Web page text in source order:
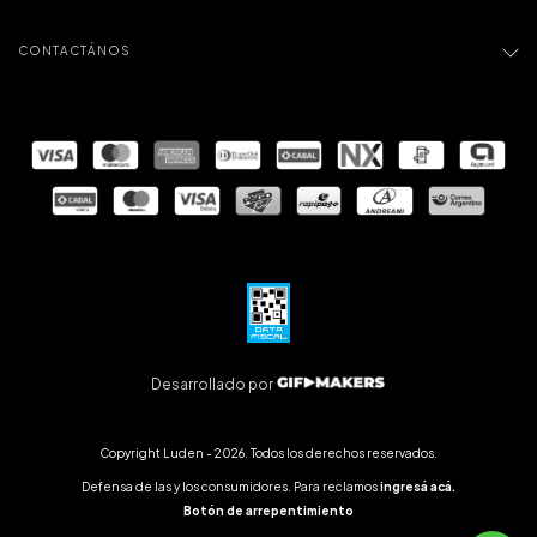
CONTACTÁNOS
Desarrollado por
Copyright Luden - 2026. Todos los derechos reservados.
Defensa de las y los consumidores. Para reclamosingresá acá.
Botón de arrepentimiento